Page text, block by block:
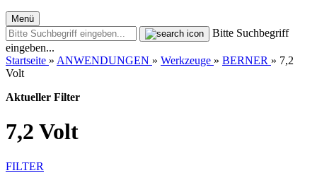
Menü
Bitte Suchbegriff
eingeben...
Startseite » ANWENDUNGEN » Werkzeuge » BERNER » 7,2
Volt
Aktueller Filter
7,2 Volt
FILTER